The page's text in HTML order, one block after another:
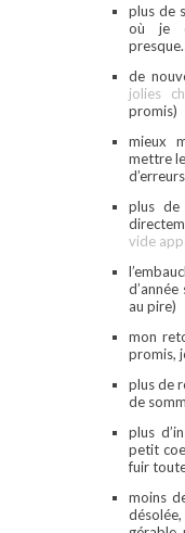
plus de
où je
de
jolies
promis)
mieux
mettre
d’erreurs
plus de
vide
au pire)
mon
promis,
plus de
de
plus
petit
fuir
moins